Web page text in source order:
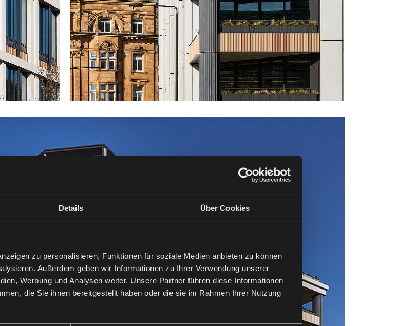
Details Über Cookies
zu personalisieren, Funktionen für soziale Medien anbieten zu können
Außerdem geben wir Informationen zu Ihrer Verwendung unserer
Werbung und Analysen weiter. Unsere Partner führen diese Informationen
die Sie ihnen bereitgestellt haben oder die sie im Rahmen Ihrer Nutzung